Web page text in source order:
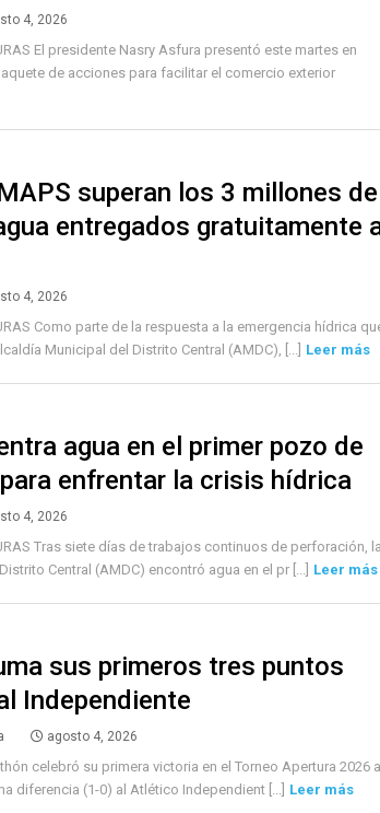
4, 2026
El presidente Nasry Asfura presentó este martes en
de acciones para facilitar el comercio exterior
superan los 3 millones de
entregados gratuitamente
4, 2026
Como parte de la respuesta a la emergencia hídrica
Municipal del Distrito Central (AMDC), [...]
Leer más
agua en el primer pozo de
enfrentar la crisis hídrica
4, 2026
Tras siete días de trabajos continuos de perforación,
Central (AMDC) encontró agua en el pr [...] Leer más
sus primeros tres puntos
Independiente
agosto 4, 2026
celebró su primera victoria en el Torneo Apertura 2026
diferencia (1-0) al Atlético Independient [...] Leer más